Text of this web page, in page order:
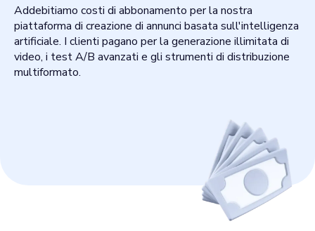
Addebitiamo costi di abbonamento per la nostra
piattaforma di creazione di annunci basata sull'intelligenza
artificiale. I clienti pagano per la generazione illimitata di
video, i test A/B avanzati e gli strumenti di distribuzione
multiformato.